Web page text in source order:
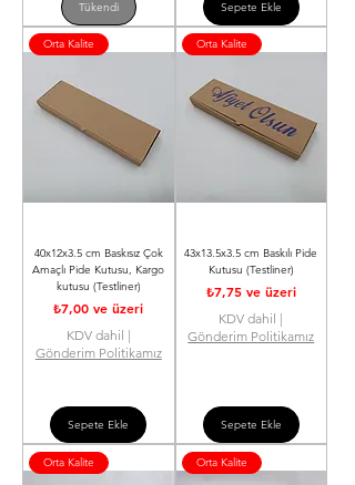
Tükendi Sepete Ekle
Orta Kalite
40x12x3.5 cm Baskısız Çok
Amaçlı Pide Kutusu, Kargo
kutusu (Testliner)
₺7,00 ve üzeri
İndirimli Fiyat
KDV dahil |
Gönderim Politikamız
Sepete Ekle
Orta Kalite
43x13.5x3.5 cm Baskılı Pide
Kutusu (Testliner)
₺7,75ve üzeri
İndirimli Fiyat
KDV dahil |
Gönderim Politikamız
Sepete Ekle
Orta Kalite Orta Kalite